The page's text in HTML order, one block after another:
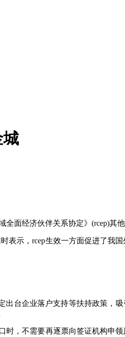
城
面经济伙伴关系协定》(rcep)其他
表示，rcep生效一方面促进了我
台企业落户支持等扶持政策，
，不需要再逐票向签证机构申